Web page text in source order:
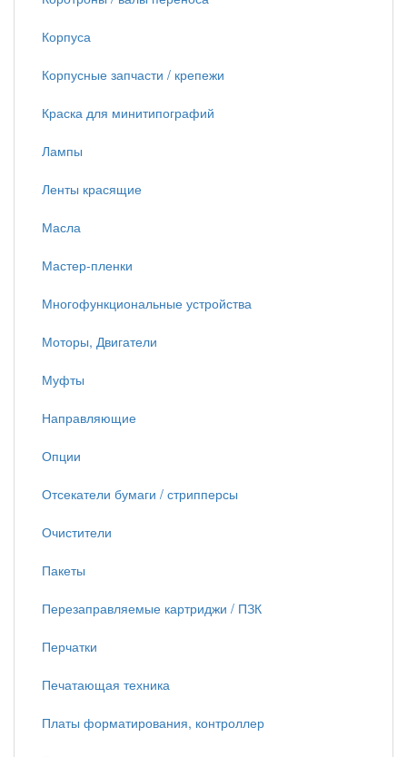
Корпуса
Корпусные запчасти / крепежи
Краска для минитипографий
Лампы
Ленты красящие
Масла
Мастер-пленки
Многофункциональные устройства
Моторы, Двигатели
Муфты
Направляющие
Опции
Отсекатели бумаги / стрипперсы
Очистители
Пакеты
Перезаправляемые картриджи / ПЗК
Перчатки
Печатающая техника
Платы форматирования, контроллер